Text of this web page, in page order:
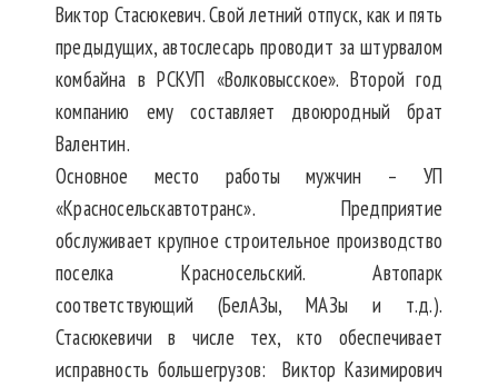
Виктор Стасюкевич. Свой летний отпуск, как и пять
предыдущих, автослесарь проводит за штурвалом
комбайна в РСКУП «Волковысское». Второй год
компанию ему составляет двоюродный брат
Валентин.
Основное место работы мужчин – УП
«Красносельскавтотранс». Предприятие
обслуживает крупное строительное производство
поселка Красносельский. Автопарк
соответствующий (БелАЗы, МАЗы и т.д.).
Стасюкевичи в числе тех, кто обеспечивает
исправность большегрузов: Виктор Казимирович